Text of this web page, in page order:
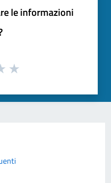
le informazioni